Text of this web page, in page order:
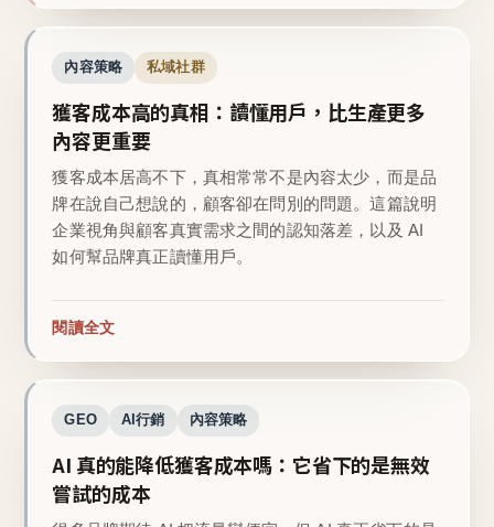
內容策略 私域社群
獲客成本高的真相：讀懂用戶，比生產更多
內容更重要
獲客成本居高不下，真相常常不是內容太少，而是品
牌在說自己想說的，顧客卻在問別的問題。這篇說明
企業視角與顧客真實需求之間的認知落差，以及 AI
如何幫品牌真正讀懂用戶。
閱讀全文
GEO AI行銷 內容策略
AI 真的能降低獲客成本嗎：它省下的是無效
嘗試的成本